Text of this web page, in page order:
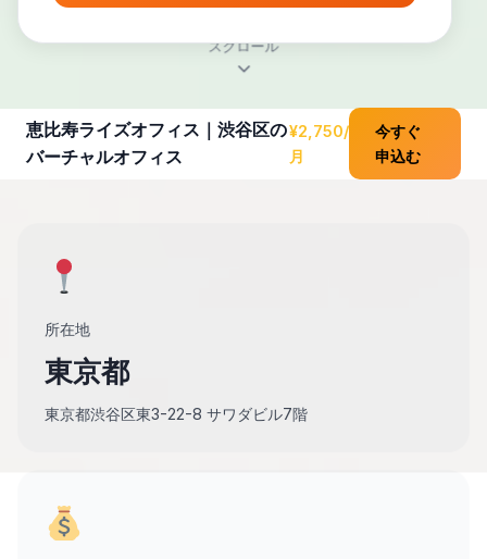
スクロール
恵比寿ライズオフィス｜渋谷区の
バーチャルオフィス
¥2,750/
月
今すぐ
申込む
所在地
東京都
東京都渋谷区東3-22-8 サワダビル7階